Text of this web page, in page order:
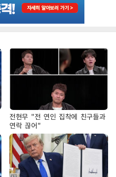
전현무 "전 연인 집착에 친구들과
연락 끊어"